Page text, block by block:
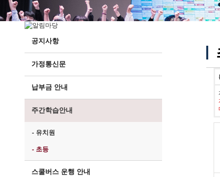
전경사진
공지사항
가정통신문
납부금 안내
주간학습안내
- 유치원
- 초등
스쿨버스 운행 안내